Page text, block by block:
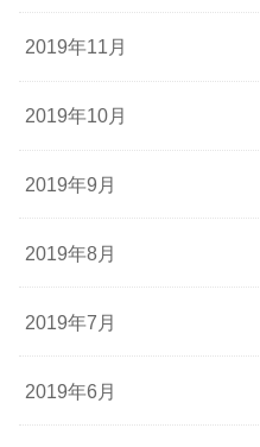
2019年11月
2019年10月
2019年9月
2019年8月
2019年7月
2019年6月